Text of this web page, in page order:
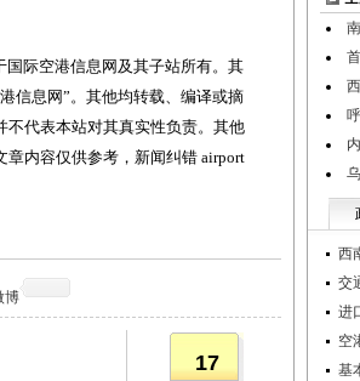
际空港信息网及其子站所有。其
信息网”。其他均转载、编译或摘
不代表本站对其真实性负责。其他
内容仅供参考，新闻纠错 airport
博
17
西
交
进
空
基